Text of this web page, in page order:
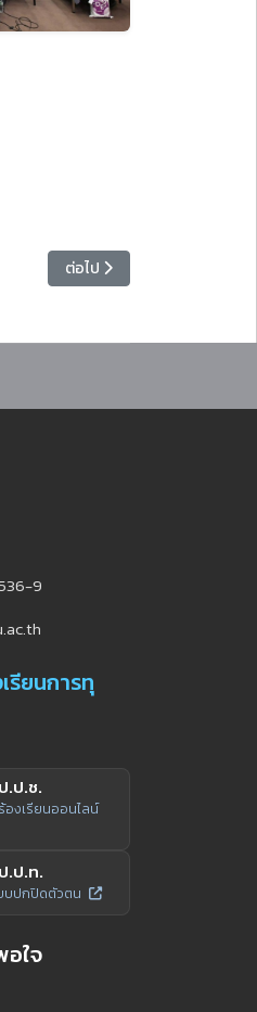
เนื้อหาถัดไป: อธิการบดีเยี่ยมช
ต่อไป
9
รียนการทุ
.ป.ช.
องเรียนออนไลน์
.ป.ท.
บปกปิดตัวตน
อใจ